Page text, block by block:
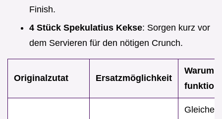
Finish.
4 Stück Spekulatius Kekse: Sorgen kurz vor
dem Servieren für den nötigen Crunch.
Originalzutat Ersatzmöglichkeit
Warum
Gleiches